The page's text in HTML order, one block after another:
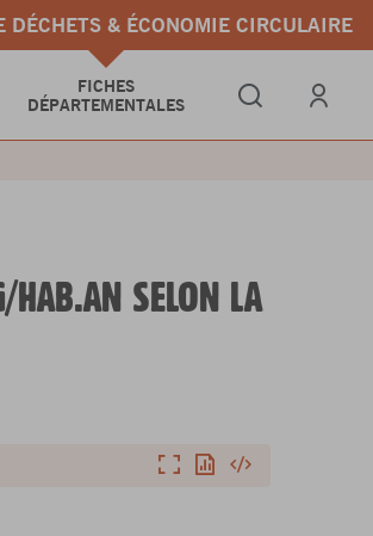
DÉCHETS & ÉCONOMIE CIRCULAIRE
FICHES
DÉPARTEMENTALES
HAB.AN SELON LA
AgrandirExporterIntégrer